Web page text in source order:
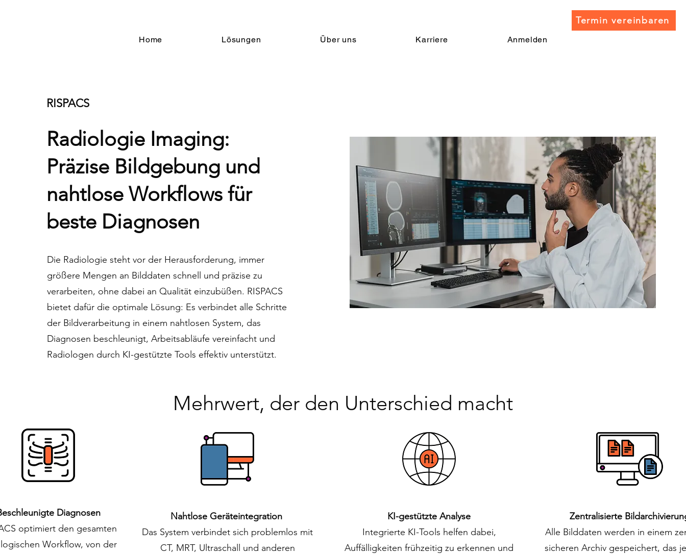
Termin vereinbaren
Home Lösungen Über uns Karriere Anmelden
RISPACS
Radiologie Imaging:
Präzise Bildgebung und
nahtlose Workflows für
beste Diagnosen
Die Radiologie steht vor der Herausforderung, immer
größere Mengen an Bilddaten schnell und präzise zu
verarbeiten, ohne dabei an Qualität einzubüßen. RISPACS
bietet dafür die optimale Lösung: Es verbindet alle Schritte
der Bildverarbeitung in einem nahtlosen System, das
Diagnosen beschleunigt, Arbeitsabläufe vereinfacht und
Radiologen durch KI-gestützte Tools effektiv unterstützt.
Mehrwert, der den Unterschied macht
Diagnosen
optimiert den gesamten
Workflow, von der
Nahtlose Geräteintegration
Das System verbindet sich problemlos mit
CT, MRT, Ultraschall und anderen
KI-gestützte Analyse
Integrierte KI-Tools helfen dabei,
Auffälligkeiten frühzeitig zu erkennen und
Zentralisierte
Alle Bilddaten werden in einem
sicheren Archiv gespeichert, das